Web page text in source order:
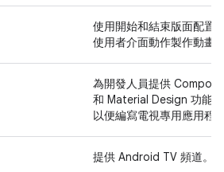
使用開始和結束版面配置
使用者介面動作製作動畫
為開發人員提供 Compose
和 Material Design 功能，
以便編寫電視專用應用程
提供 Android TV 頻道。